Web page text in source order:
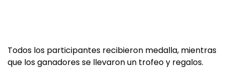
Todos los participantes recibieron medalla, mientras
que los ganadores se llevaron un trofeo y regalos.